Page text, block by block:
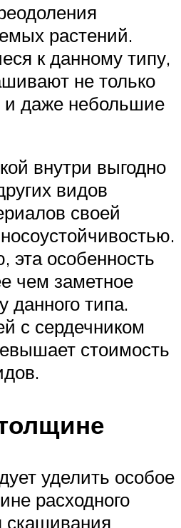
растений.
к данному типу,
не только
и даже небольшие
внутри выгодно
видов
своей
эта особенность
чем заметное
данного типа.
с сердечником
стоимость
уделить особое
расходного
скашивания